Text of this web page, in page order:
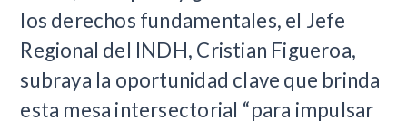
los derechos fundamentales, el Jefe
Regional del INDH, Cristian Figueroa,
subraya la oportunidad clave que brinda
esta mesa intersectorial “para impulsar